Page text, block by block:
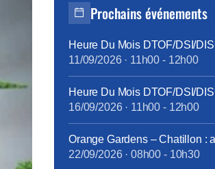
Prochains événements
Heure Du Mois DTOF/DSI/
11/09/2026· 11h00 - 12h00
Heure Du Mois DTOF/DSI/
16/09/2026· 11h00 - 12h00
Orange Gardens – Chatillon :
22/09/2026· 08h00 - 10h30